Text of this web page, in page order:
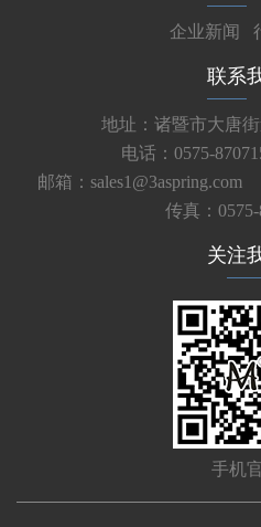
企业新闻
联系
地址：诸暨市大唐
电话：0575-
邮箱：sales1@3aspring.com
传真：0575-
关注
手机